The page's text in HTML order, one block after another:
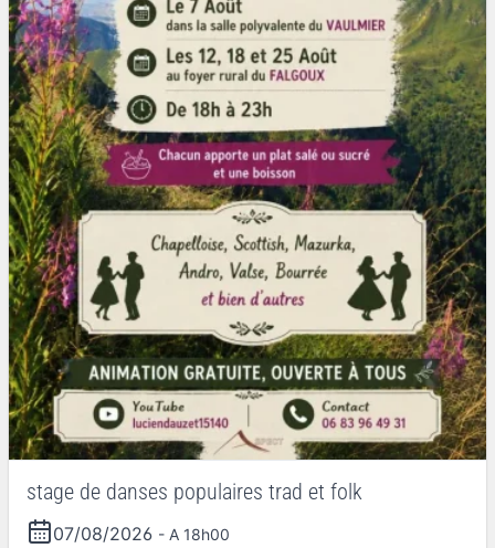
stage de danses populaires trad et folk
07/08/2026 - A 18h00